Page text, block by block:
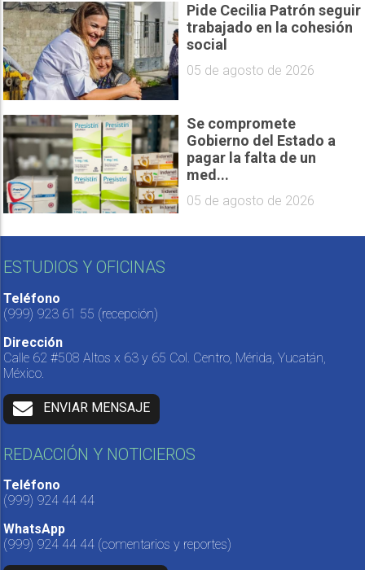
Pide Cecilia Patrón seguir
trabajado en la cohesión
social
05 de agosto de 2026
Se compromete
Gobierno del Estado a
pagar la falta de un
med...
05 de agosto de 2026
ESTUDIOS Y OFICINAS
Teléfono
(999) 923 61 55 (recepción)
Dirección
Calle 62 #508 Altos x 63 y 65 Col. Centro, Mérida, Yucatán,
México.
ENVIAR MENSAJE
REDACCIÓN Y NOTICIEROS
Teléfono
(999) 924 44 44
WhatsApp
(999) 924 44 44 (comentarios y reportes)